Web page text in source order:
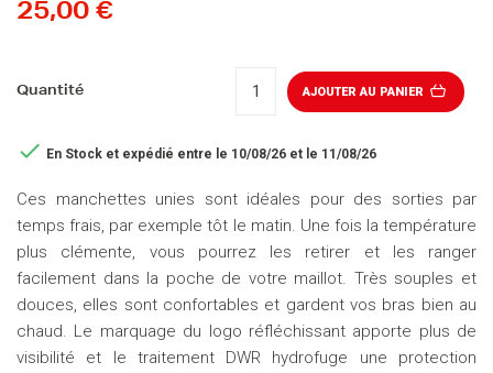
25,00 €
Quantité AJOUTER AU PANIER
 En Stock et expédié entre le 10/08/26 et le 11/08/26
Ces manchettes unies sont idéales pour des sorties par
temps frais, par exemple tôt le matin. Une fois la température
plus clémente, vous pourrez les retirer et les ranger
facilement dans la poche de votre maillot. Très souples et
douces, elles sont confortables et gardent vos bras bien au
chaud. Le marquage du logo réfléchissant apporte plus de
visibilité et le traitement DWR hydrofuge une protection